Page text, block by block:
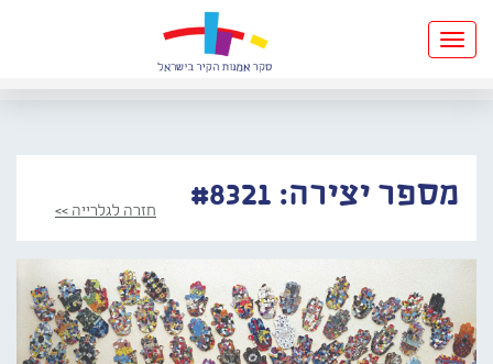
Toggle
navigation
מספר יצירה: #8321 חזרה לגלרייה >>